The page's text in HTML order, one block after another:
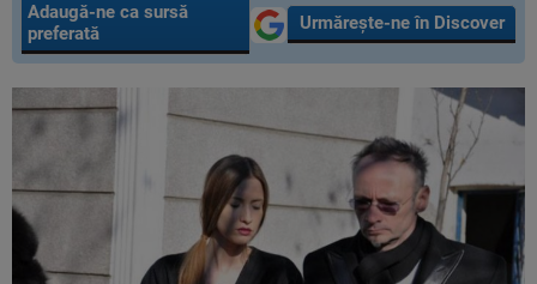
Adaugă-ne ca sursă
preferată
Urmărește-ne în Discover